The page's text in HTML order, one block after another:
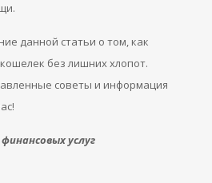
данной статьи о том, как
без лишних хлопот.
советы и информация
услуг